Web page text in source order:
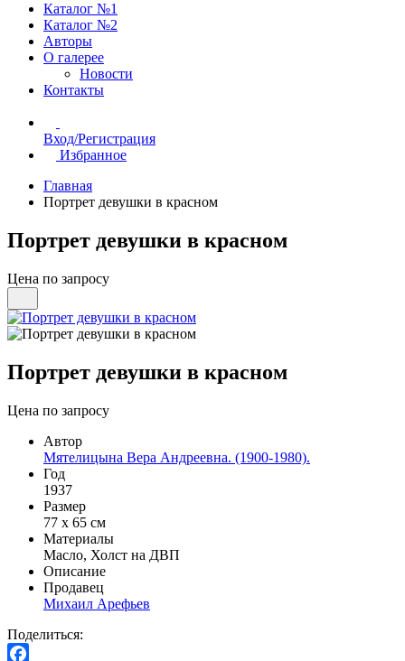
Каталог №1
Каталог №2
Авторы
О галерее
Новости
Контакты
Вход/Регистрация
Избранное
Главная
Портрет девушки в красном
Портрет девушки в красном
Цена по запросу
Портрет девушки в красном
Цена по запросу
Автор
Мятелицына Вера Андреевна. (1900-1980).
Год
1937
Размер
77 х 65 см
Материалы
Масло, Холст на ДВП
Описание
Продавец
Михаил Арефьев
Поделиться: